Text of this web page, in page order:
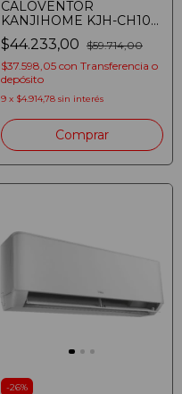
CALOVENTOR
KANJIHOME KJH-CH106
VERTICAL NEGRO
(81073701146849)
$44.233,00 $59.714,00
$37.598,05 con Transferencia o
depósito
9 x $4.914,78 sin interés
Comprar
-26%